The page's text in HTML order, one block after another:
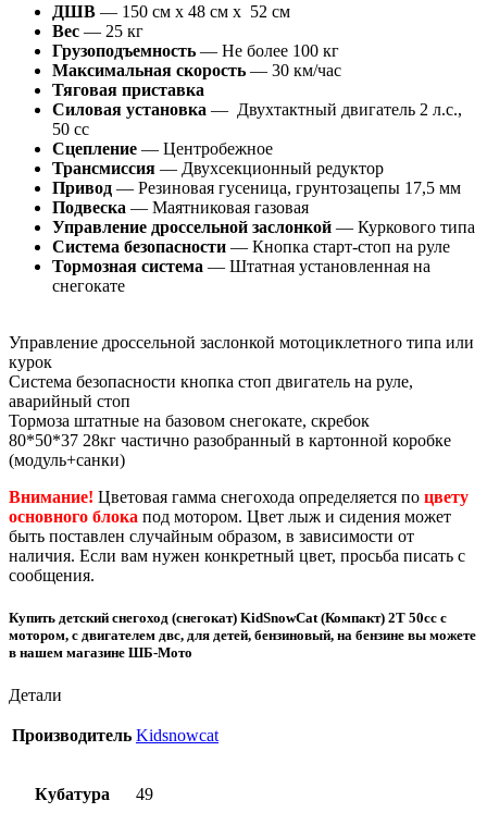
ДШВ — 150 см x 48 см x 52 см
Вес — 25 кг
Грузоподъемность — Не более 100 кг
Максимальная скорость — 30 км/час
Тяговая приставка
Силовая установка — Двухтактный двигатель 2 л.с.,
50 сс
Сцепление — Центробежное
Трансмиссия — Двухсекционный редуктор
Привод — Резиновая гусеница, грунтозацепы 17,5 мм
Подвеска — Маятниковая газовая
Управление дроссельной заслонкой — Куркового типа
Система безопасности — Кнопка старт-стоп на руле
Тормозная система — Штатная установленная на
снегокате
Управление дроссельной заслонкой мотоциклетного типа или
курок
Система безопасности кнопка стоп двигатель на руле,
аварийный стоп
Тормоза штатные на базовом снегокате, скребок
80*50*37 28кг частично разобранный в картонной коробке
(модуль+санки)
Внимание! Цветовая гамма снегохода определяется по цвету
основного блока под мотором. Цвет лыж и сидения может
быть поставлен случайным образом, в зависимости от
наличия. Если вам нужен конкретный цвет, просьба писать с
сообщения.
Купить детский снегоход (снегокат) KidSnowCat (Компакт) 2T 50cc с
мотором, с двигателем двс, для детей, бензиновый, на бензине вы можете
в нашем магазине ШБ-Мото
Детали
Производитель Kidsnowcat
Кубатура 49